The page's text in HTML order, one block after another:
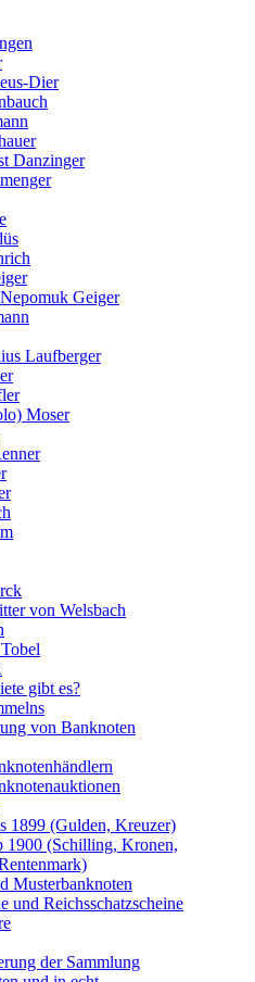
Dier
Danzinger
Geiger
Laufberger
Moser
von Welsbach
gibt es?
von Banknoten
1899 (Gulden, Kreuzer)
1900 (Schilling, Kronen,
Musterbanknoten
und Reichsschatzscheine
der Sammlung